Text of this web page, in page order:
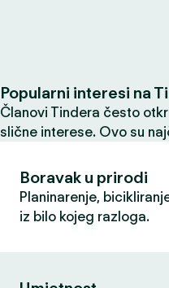
Popularni interesi na
Članovi Tindera često
slične interese. Ovo su
Boravak u prirodi
Planinarenje,
iz bilo kojeg razloga.